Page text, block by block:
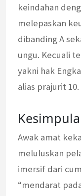
keindahan
melepaskan
dibanding A
ungu. Kecuali
yakni hak
alias prajurit 10.
Awak amat
meluluskan
imersif dari
“mendarat